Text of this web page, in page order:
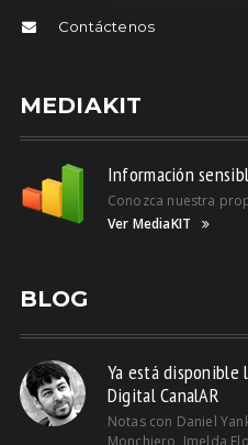
Contáctenos
MEDIAKIT
Información
Conozca nuestra
Ver MediaKIT
BLOG
Ya está disponible
Digital CanalAR
Notas con Daniel
Monchiero, Imelda